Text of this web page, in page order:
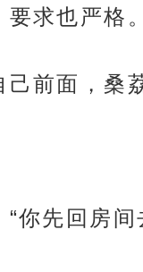
求也严格。
前面，桑
“你先回房